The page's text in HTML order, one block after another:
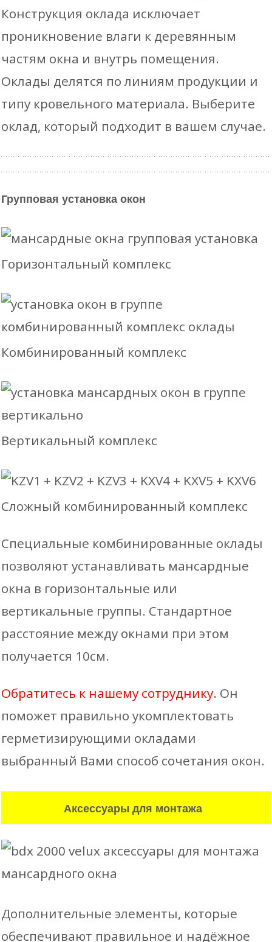
Конструкция оклада исключает
проникновение влаги к деревянным
частям окна и внутрь помещения.
Оклады делятся по линиям продукции и
типу кровельного материала. Выберите
оклад, который подходит в вашем случае.
Групповая установка окон
Горизонтальный комплекс
Комбинированный комплекс
Вертикальный комплекс
Сложный комбинированный комплекс
Специальные комбинированные оклады
позволяют устанавливать мансардные
окна в горизонтальные или
вертикальные группы. Стандартное
расстояние между окнами при этом
получается 10см.
Обратитесь к нашему сотруднику. Он
поможет правильно укомплектовать
герметизирующими окладами
выбранный Вами способ сочетания окон.
Аксессуары для монтажа
Дополнительные элементы, которые
обеспечивают правильное и надёжное